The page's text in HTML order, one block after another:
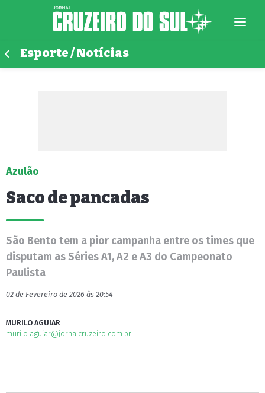
Esporte / Notícias
Azulão
Saco de pancadas
São Bento tem a pior campanha entre os times que
disputam as Séries A1, A2 e A3 do Campeonato
Paulista
02 de Fevereiro de 2026 às 20:54
MURILO AGUIAR
murilo.aguiar@jornalcruzeiro.com.br